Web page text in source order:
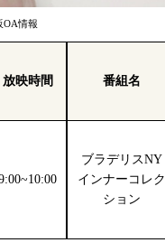
OA情報
放映時間 番組名
ブラデリスNY
インナーコレク
ション